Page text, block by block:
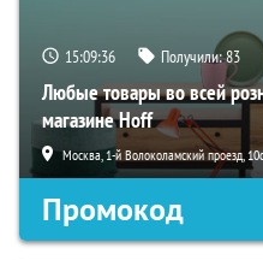
15:09:35 Получили:83
Любые товары во всей
магазине Hoff
Москва, 1-й Волоколамский проезд,
Промокод